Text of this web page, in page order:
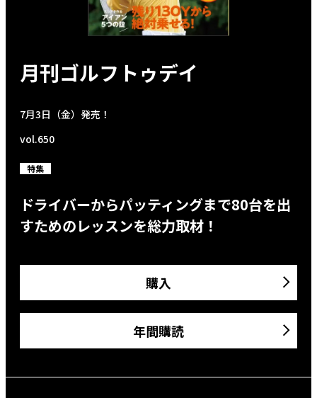
月刊ゴルフトゥデイ
7月3日（金）発売！
vol.650
特集
ドライバーからパッティングまで80台を出
すためのレッスンを総力取材！
購入
年間購読